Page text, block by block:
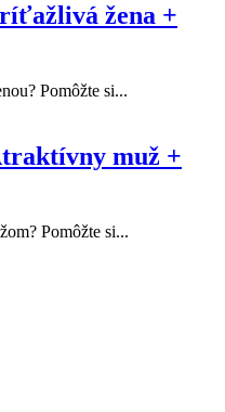
žena +
Pomôžte si...
muž +
Pomôžte si...